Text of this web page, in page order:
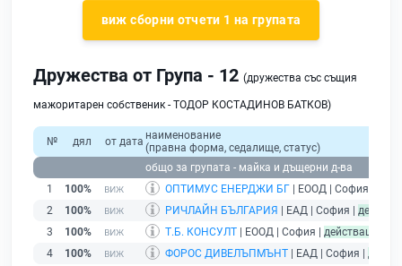
виж сборни отчети 1 на групата
Дружества от Група - 12 (дружества със същия
мажоритарен собственик - ТОДОР КОСТАДИНОВ БАТКОВ)
№ дял от дата наименование
(правна форма, седалище, статус)
общо за групата - майка и дъщерни д-ва
1
100% ОПТИМУС ЕНЕРДЖИ БГ | ЕООД | София |
2
100% РИЧЛАЙН БЪЛГАРИЯ | ЕАД | София |
3
100% Т.Б. КОНСУЛТ | ЕООД | София | действащ
4
100% ФОРОС ДИВЕЛЪПМЪНТ | ЕАД | София |